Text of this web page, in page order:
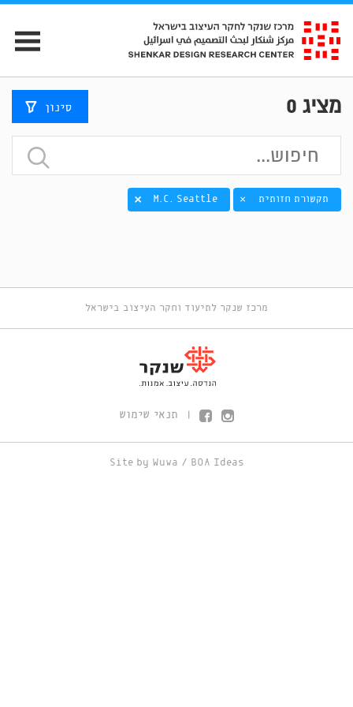
מציג 0 סינון
תקשורת חזותית ×
M.C. Seattle
מרכז שנקר לתיעוד וחקר העיצוב בישראל
תנאי שימוש
Site by Wuwa / BOA Ideas